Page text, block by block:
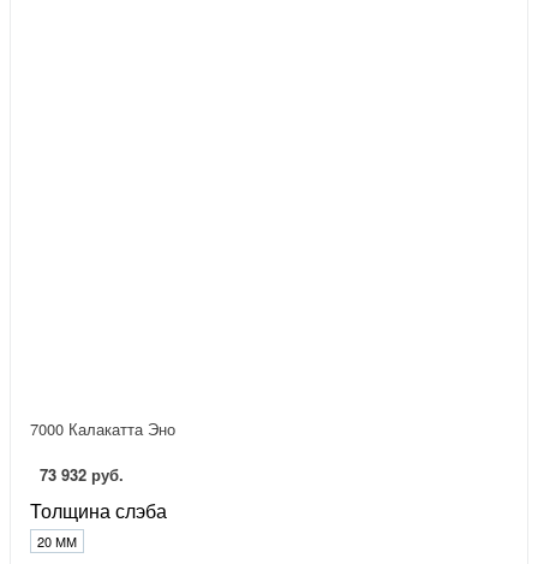
7000 Калакатта Эно
73 932 руб.
Толщина слэба
20 ММ